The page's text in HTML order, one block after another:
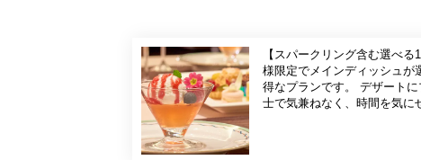
【スパークリング含む選べ
様限定でメインディッシュが
得なプランです。 デザート
士で気兼ねなく、時間を気にせずゆったりとお過